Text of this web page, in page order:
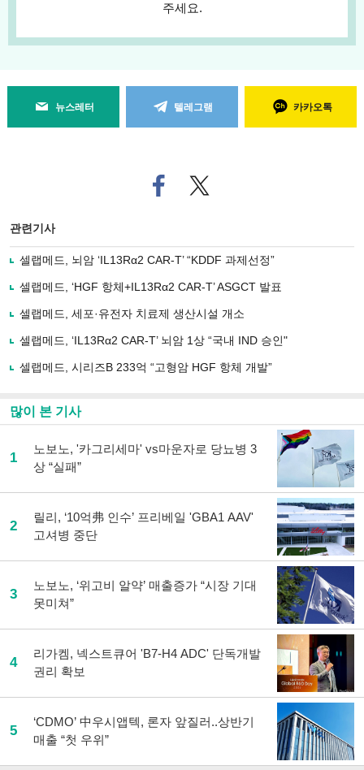
주세요.
뉴스레터 텔레그램 카카오톡
페
이
로
사
유
기
트위
터로
관련기사
셀랩메드, 뇌암 ‘IL13Rα2 CAR-T’ “KDDF 과제선정”
셀랩메드, ‘HGF 항체+IL13Rα2 CAR-T’ ASGCT 발표
셀랩메드, 세포·유전자 치료제 생산시설 개소
셀랩메드, ‘IL13Rα2 CAR-T’ 뇌암 1상 “국내 IND 승인"
셀랩메드, 시리즈B 233억 “고형암 HGF 항체 개발”
많이 본 기사
1
노보노, '카그리세마' vs마운자로 당뇨병 3
상 “실패”
2
릴리, ‘10억弗 인수’ 프리베일 'GBA1 AAV'
고셔병 중단
3
노보노, ‘위고비 알약’ 매출증가 “시장 기대
못미쳐”
4
리가켐, 넥스트큐어 'B7-H4 ADC' 단독개발
권리 확보
5
‘CDMO’ 中우시앱텍, 론자 앞질러..상반기
매출 “첫 우위”